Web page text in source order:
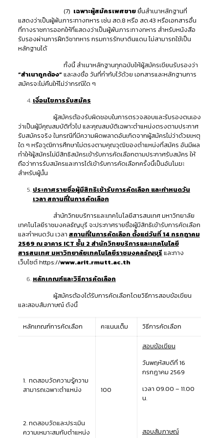
(7) เฉพาะผู้สมัครเพศชายยื่นสำเนาหลักฐานที่
แสดงว่าเป็นผู้พ้นภาระทางทหาร เช่น สด.8 หรือ สด.43 หรือเอกสารอื่น
ที่ทางราชการออกให้ที่แสดงว่าเป็นผู้พ้นภาระทางทหาร สำหรับหนังสือ
รับรองผ่านการฝึกวิชาทหาร กรมการรักษาดินแดน ไม่สามารถใช้เป็น
หลักฐานได้
ทั้งนี้ สำเนาหลักฐานทุกฉบับให้ผู้สมัครเขียนรับรองว่า
“สำเนาถูกต้อง”และลงชื่อ วันที่กำกับไว้ด้วย เอกสารและหลักฐานการ
สมัครจะไม่คืนให้ไม่ว่ากรณีใด ๆ
เงื่อนไขการรับสมัคร
ผู้สมัครต้องรับผิดชอบในการตรวจสอบและรับรองตนเอง
ว่าเป็นผู้มีคุณสมบัติทั่วไป และคุณสมบัติเฉพาะตำแหน่งตรงตามประกาศ
รับสมัครจริง ในกรณีที่มีความผิดพลาดอันเกิดจากผู้สมัครไม่ว่าด้วยเหตุ
ใด ๆ หรือวุฒิการศึกษาไม่ตรงตามคุณวุฒิของตำแหน่งที่สมัคร อันมีผล
ทำให้ผู้สมัครไม่มีสิทธิสมัครเข้ารับการคัดเลือกตามประกาศรับสมัคร ให้
ถือว่าการรับสมัครและการได้เข้ารับการคัดเลือกครั้งนี้เป็นอันโมฆะ
สำหรับผู้นั้น
ประกาศรายชื่อผู้มีสิทธิเข้ารับการคัดเลือก และกำหนดวัน
เวลา สถานที่ในการคัดเลือก
สำนักวิทยบริการและเทคโนโลยีสารสนเทศ มหาวิทยาลัย
เทคโนโลยีราชมงคลธัญบุรี จะประกาศรายชื่อผู้มีสิทธิเข้ารับการคัดเลือก
และกำหนดวัน เวลา สถานที่ในการคัดเลือก ตั้งแต่วันที่ 14 กรกฎาคม
2569 ณ อาคาร ICT ชั้น 2 สำนักวิทยบริการและเทคโนโลยี
สารสนเทศ มหาวิทยาลัยเทคโนโลยีราชมงคลธัญบุรี และทาง
เว็บไซต์ https://www.arit.rmutt.ac.th
หลักเกณฑ์และวิธีการคัดเลือก
ผู้สมัครต้องได้รับการคัดเลือกโดยวิธีการสอบข้อเขียน
และสอบสัมภาษณ์ ดังนี้
หลักเกณฑ์การคัดเลือก คะแนนเต็ม วิธีการคัดเลือก
1. ทดสอบวัดความรู้ความ
สามารถเฉพาะตำแหน่ง
2. ทดสอบวัดและประเมิน
ความเหมาะสมกับตำแหน่ง
100
สอบข้อเขียน
วันพฤหัสบดีที่ 16
กรกฎาคม 2569
เวลา 09.00 – 11.00
น.
สอบสัมภาษณ์